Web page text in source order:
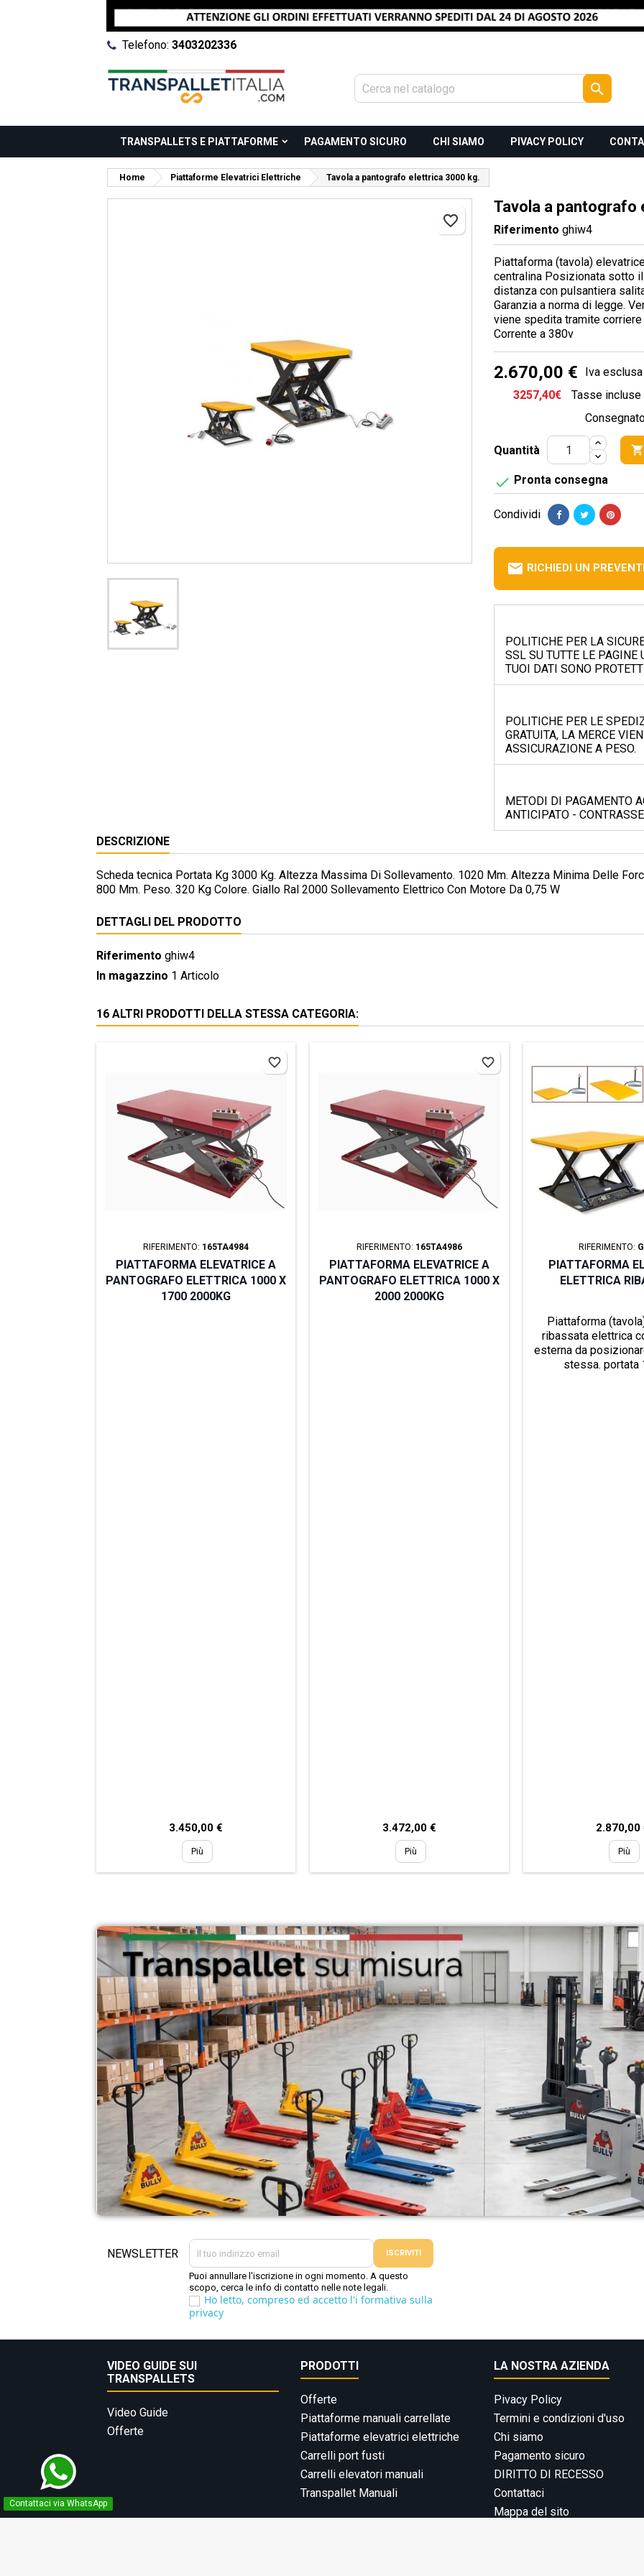
Telefono: 3403202336

TRANSPALLETS E PIATTAFORME PAGAMENTO SICURO CHI SIAMO PIVACY POLICY
Home Piattaforme Elevatrici Elettriche Tavola a pantografo elettrica 3000 kg.
favorite_border
Tavola a
Riferimento ghiw4
Piattaforma (tavola)
centralina Posizionata sotto
distanza con pulsantiera
Garanzia a norma di legge.
viene spedita tramite
Corrente a 380v
2.670,00 €
Iva esclusa
3257,40€
Tasse incluse
Quantità 
 Pronta consegna
Condividi
email RICHIEDI UN
POLITICHE PER LA
SSL SU TUTTE LE PAGINE
TUOI DATI SONO PROTETTI
POLITICHE PER LE
GRATUITA, LA MERCE
ASSICURAZIONE A PESO.
METODI DI PAGAMENTO
ANTICIPATO -
DESCRIZIONE
Scheda tecnica Portata Kg 3000 Kg. Altezza Massima Di Sollevamento. 1020 Mm. Altezza Minima Delle
800 Mm. Peso. 320 Kg Colore. Giallo Ral 2000 Sollevamento Elettrico Con Motore Da 0,75 W
DETTAGLI DEL PRODOTTO
Riferimento ghiw4
In magazzino 1 Articolo
16 ALTRI PRODOTTI DELLA STESSA CATEGORIA:
RIFERIMENTO: 165TA4984
PIATTAFORMA ELEVATRICE A
PANTOGRAFO ELETTRICA 1000 X
1700 2000KG
Prezzo
3.450,00 €
Più
favorite_border
RIFERIMENTO: 165TA4986
PIATTAFORMA ELEVATRICE A
PANTOGRAFO ELETTRICA 1000 X
2000 2000KG
Prezzo
3.472,00 €
Più
favorite_border
RIFERIMENTO:
PIATTAFORMA
ELETTRICA
Piattaforma
ribassata elettrica
esterna da
stessa. portata
Prezzo
2.870,00
Più
NEWSLETTER
Puoi annullare l'iscrizione in ogni momento. A questo
scopo, cerca le info di contatto nelle note legali.
Ho letto, compreso ed accetto l'i formativa sulla
privacy
VIDEO GUIDE SUI
TRANSPALLETS
Video Guide
Offerte
PRODOTTI
Offerte
Piattaforme manuali carrellate
Piattaforme elevatrici elettriche
Carrelli port fusti
Carrelli elevatori manuali
Transpallet Manuali
LA NOSTRA AZIENDA
Pivacy Policy
Termini e condizioni d'uso
Chi siamo
Pagamento sicuro
DIRITTO DI RECESSO
Contattaci
Mappa del sito
Contattaci via WhatsApp